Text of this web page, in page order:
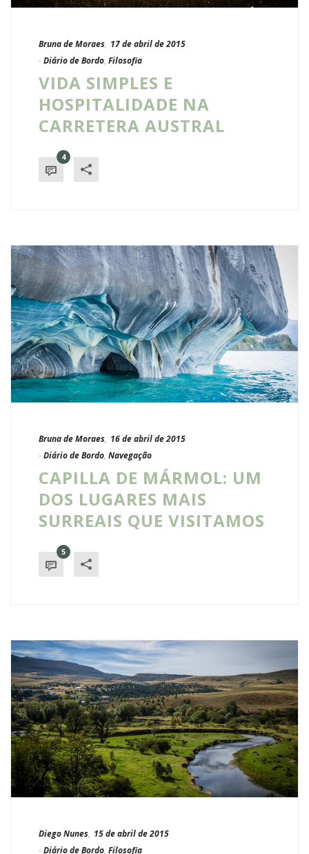
Bruna de Moraes, 17 de abril de 2015
- Diário de Bordo, Filosofia
VIDA SIMPLES E
HOSPITALIDADE NA
CARRETERA AUSTRAL
4
Bruna de Moraes, 16 de abril de 2015
- Diário de Bordo, Navegação
CAPILLA DE MÁRMOL: UM
DOS LUGARES MAIS
SURREAIS QUE VISITAMOS
5
Diego Nunes, 15 de abril de 2015
- Diário de Bordo, Filosofia